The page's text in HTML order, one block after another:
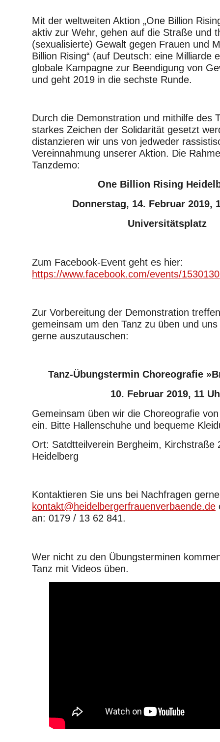
Mit der weltweiten Aktion „One Billion
aktiv zur Wehr, gehen auf die Straße und
(sexualisierte) Gewalt gegen Frauen und
Billion Rising“ (auf Deutsch: eine Milliarde
globale Kampagne zur Beendigung von
und geht 2019 in die sechste Runde.
Durch die Demonstration und mithilfe des
starkes Zeichen der Solidarität gesetzt
distanzieren wir uns von jedweder
Vereinnahmung unserer Aktion. Die
Tanzdemo:
One Billion Rising
Donnerstag, 14. Februar 2019,
Universitätsplatz
Zum Facebook-Event geht es hier:
https://www.facebook.com/events/
Zur Vorbereitung der Demonstration
gemeinsam um den Tanz zu üben und
gerne auszutauschen:
Tanz-Übungstermin Choreografie
10. Februar 2019, 11
Gemeinsam üben wir die Choreografie von
ein. Bitte Hallenschuhe und bequeme
Ort: Satdtteilverein Bergheim, Kirchstraße
Heidelberg
Kontaktieren Sie uns bei Nachfragen
kontakt@heidelbergerfrauenverbaende.de
an: 0179 / 13 62 841.
Wer nicht zu den Übungsterminen
Tanz mit Videos üben.